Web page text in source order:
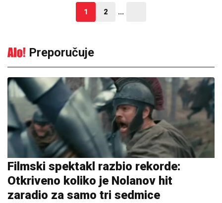
1 2 ...
Preporučuje
Filmski spektakl razbio rekorde:
Otkriveno koliko je Nolanov hit
zaradio za samo tri sedmice